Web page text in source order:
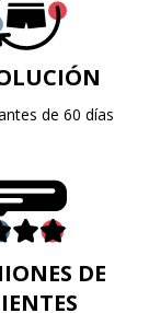
de 60 días
DE